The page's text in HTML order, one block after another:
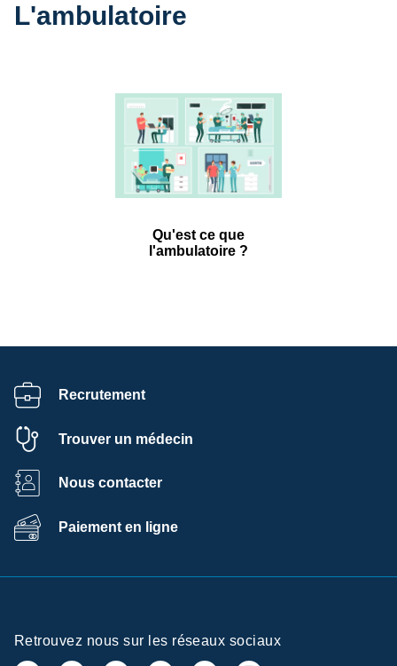
L'ambulatoire
Qu'est ce que
l'ambulatoire ?
Recrutement
Trouver un médecin
Nous contacter
Paiement en ligne
Retrouvez nous sur les réseaux sociaux